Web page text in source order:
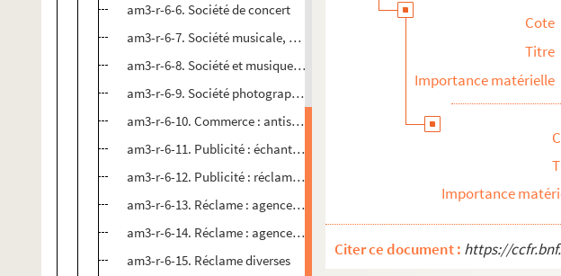
am3-r-6-6. Société de concert
am3-r-6-7. Société musicale, société philharmonique
am3-r-6-8. Société et musiques diverses
am3-r-6-9. Société photographique de Lille
am3-r-6-10. Commerce : antisémitisme et germanophobie
am3-r-6-11. Publicité : échantillon papiers-peints
am3-r-6-12. Publicité : réclames habillement, chaussures
am3-r-6-13. Réclame : agences bancaires
am3-r-6-14. Réclame : agences vélocipédiques
am3-r-6-15. Réclame diverses
Cote
Titre
Importance matérielle
Importance
Citer ce document : https://